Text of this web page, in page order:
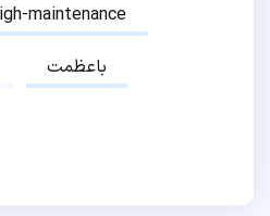
maintenance
باعظمت